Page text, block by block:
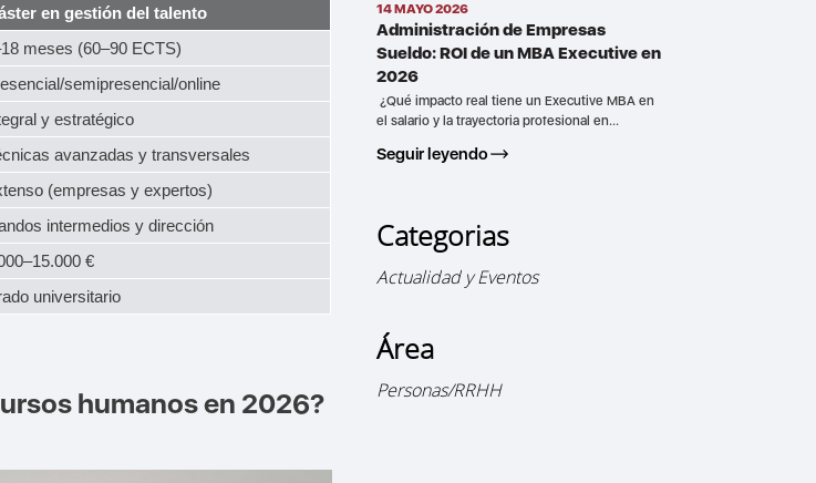
en gestión del talento
meses (60–90 ECTS)
semipresencial/online
y estratégico
avanzadas y transversales
(empresas y expertos)
intermedios y dirección
€
universitario
humanos en 2026?
14 MAYO 2026
Administración de Empresas
Sueldo: ROI de un MBA Executive en
2026
¿Qué impacto real tiene un Executive MBA en
el salario y la trayectoria profesional en...
Seguir leyendo
Categorias
Actualidad y Eventos
Área
Personas/RRHH